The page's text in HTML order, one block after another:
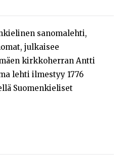
sanomalehti,
julkaisee
kirkkoherran Antti
lehti ilmestyy 1776
Suomenkieliset